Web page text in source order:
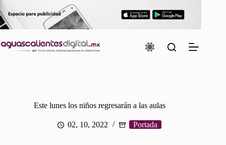
al
contenido
Este lunes los niños regresarán a las aulas
02, 10, 2022 Portada